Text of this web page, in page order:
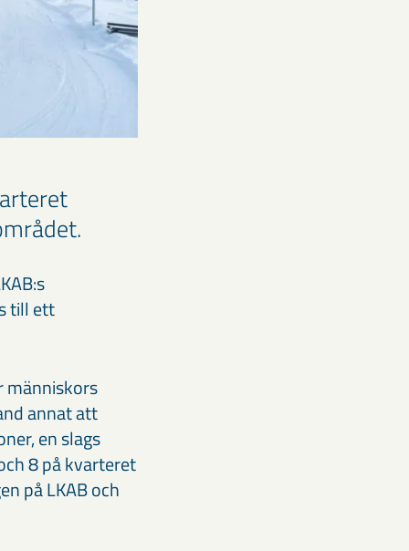
till ett
människors
annat att
en slags
8 på kvarteret
på LKAB och